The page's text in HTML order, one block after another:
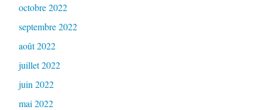
octobre 2022
septembre 2022
août 2022
juillet 2022
juin 2022
mai 2022